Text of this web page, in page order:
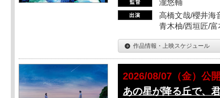
瀧悠輔
高橋文哉/櫻井海
青木柚/西垣匠/
作品情報・上映スケジュール
2026/08/07（金）公
あの星が降る丘で、